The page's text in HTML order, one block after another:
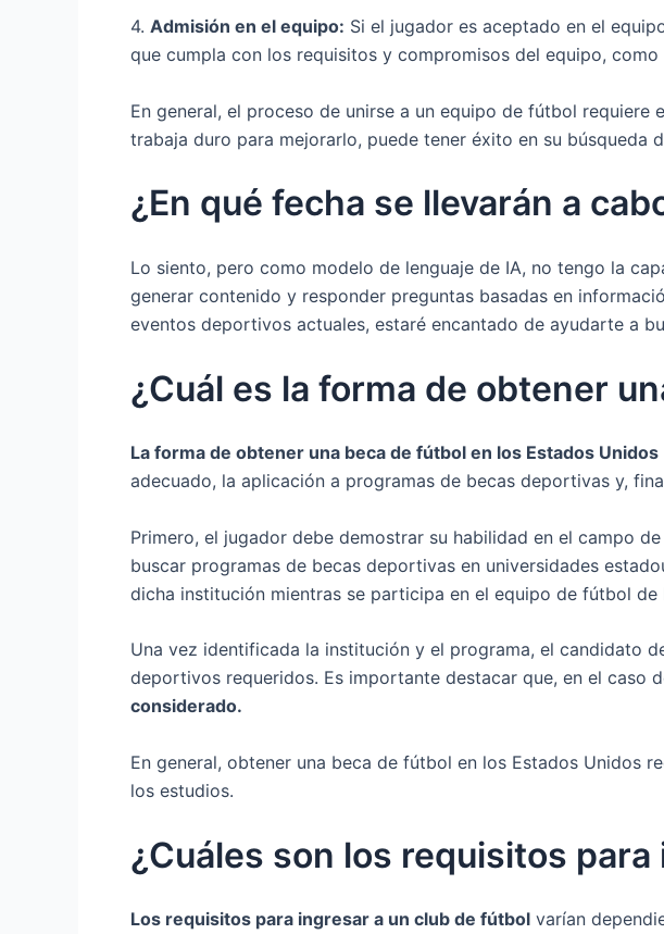
4. Admisión en el equipo: Si el jugador es aceptado en el
que cumpla con los requisitos y compromisos del equipo,
En general, el proceso de unirse a un equipo de fútbol
trabaja duro para mejorarlo, puede tener éxito en su
¿En qué fecha se llevarán a
Lo siento, pero como modelo de lenguaje de IA, no tengo la
generar contenido y responder preguntas basadas en
eventos deportivos actuales, estaré encantado de ayudarte a
¿Cuál es la forma de obtener
La forma de obtener una beca de fútbol en los Estados Unidos
adecuado, la aplicación a programas de becas deportivas y,
Primero, el jugador debe demostrar su habilidad en el campo
buscar programas de becas deportivas en universidades
dicha institución mientras se participa en el equipo de fútbol de
Una vez identificada la institución y el programa, el candidato
deportivos requeridos. Es importante destacar que, en el caso
considerado.
En general, obtener una beca de fútbol en los Estados Unidos
los estudios.
¿Cuáles son los requisitos
Los requisitos para ingresar a un club de fútbol varían